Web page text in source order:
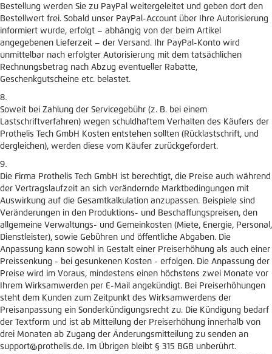
Bestellung werden Sie zu PayPal weitergeleitet und geben dort den
Bestellwert frei. Sobald unser PayPal-Account über Ihre Autorisierung
informiert wurde, erfolgt – abhängig von der beim Artikel
angegebenen Lieferzeit – der Versand. Ihr PayPal-Konto wird
unmittelbar nach erfolgter Autorisierung mit dem tatsächlichen
Rechnungsbetrag nach Abzug eventueller Rabatte,
Geschenkgutscheine etc. belastet.
Soweit bei Zahlung der Servicegebühr (z. B. bei einem
Lastschriftverfahren) wegen schuldhaftem Verhalten des Käufers der
Prothelis Tech GmbH Kosten entstehen sollten (Rücklastschrift, und
dergleichen), werden diese vom Käufer zurückgefordert.
Die Firma Prothelis Tech GmbH ist berechtigt, die Preise auch während
der Vertragslaufzeit an sich verändernde Marktbedingungen mit
Auswirkung auf die Gesamtkalkulation anzupassen. Beispiele sind
Veränderungen in den Produktions- und Beschaffungspreisen, den
allgemeine Verwaltungs- und Gemeinkosten (Miete, Energie, Personal,
Dienstleister), sowie Gebühren und öffentliche Abgaben. Die
Anpassung kann sowohl in Gestalt einer Preiserhöhung als auch einer
Preissenkung - bei gesunkenen Kosten - erfolgen. Die Anpassung der
Preise wird im Voraus, mindestens einen höchstens zwei Monate vor
Ihrem Wirksamwerden per E-Mail angekündigt. Bei Preiserhöhungen
steht dem Kunden zum Zeitpunkt des Wirksamwerdens der
Preisanpassung ein Sonderkündigungsrecht zu. Die Kündigung bedarf
der Textform und ist ab Mitteilung der Preiserhöhung innerhalb von
drei Monaten ab Zugang der Änderungsmitteilung zu senden an
support@prothelis.de. Im Übrigen bleibt § 315 BGB unberührt.